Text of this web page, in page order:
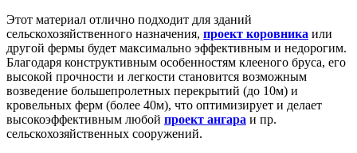
Этот материал отлично подходит для зданий
сельскохозяйственного назначения, проект коровника или
другой фермы будет максимально эффективным и недорогим.
Благодаря конструктивным особенностям клееного бруса, его
высокой прочности и легкости становится возможным
возведение большепролетных перекрытий (до 10м) и
кровельных ферм (более 40м), что оптимизирует и делает
высокоэффективным любой проект ангара и пр.
сельскохозяйственных сооружений.